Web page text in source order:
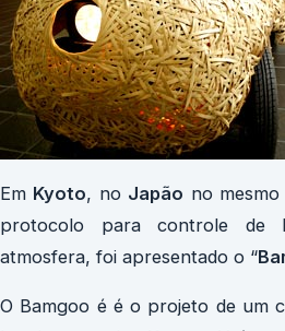
Em Kyoto, no Japão no
protocolo para controle de
atmosfera, foi apresentado o “
O Bamgoo é é o projeto de um